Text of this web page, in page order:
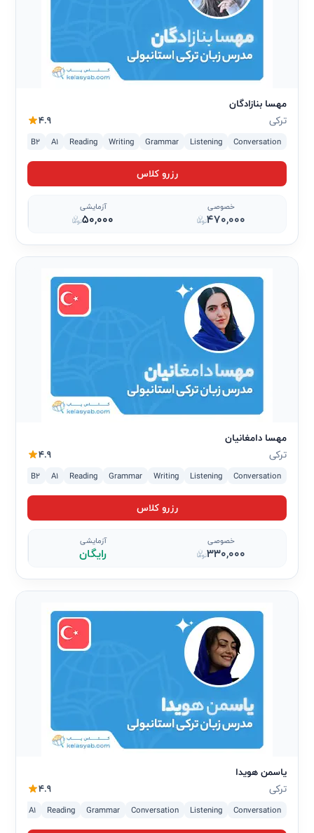
مهسا بنازادگان
ترکی
4.9
Conversation
Listening
Grammar
Writing
Reading
A1
B2
رزرو کلاس
خصوصی
470,000
آزمایشی
50,000
مهسا دامغانیان
ترکی
4.9
Conversation
Listening
Writing
Grammar
Reading
A1
B2
رزرو کلاس
خصوصی
330,000
آزمایشی
رایگان
یاسمن هویدا
ترکی
4.9
Conversation
Listening
Conversation
Grammar
Reading
A1